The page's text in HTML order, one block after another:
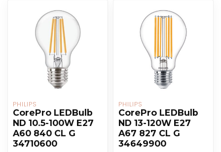
PHILIPS
CorePro LEDBulb
ND 10.5-100W E27
A60 840 CL G
34710600
PHILIPS
CorePro LEDBulb
ND 13-120W E27
A67 827 CL G
34649900